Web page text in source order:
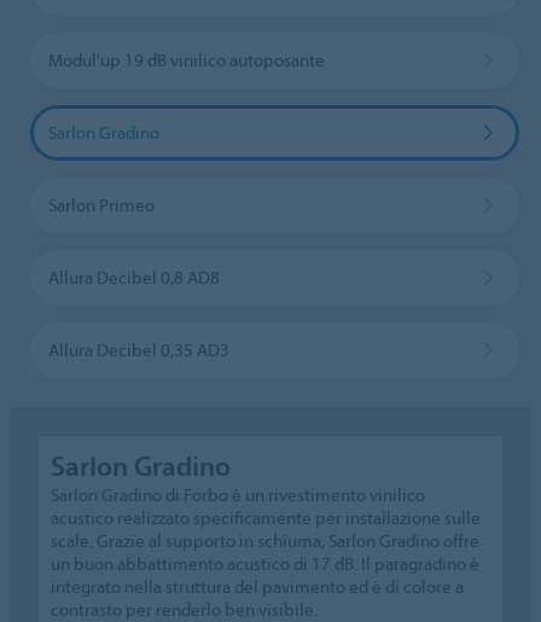
Modul'up 19 dB vinilico autoposante
Sarlon Gradino
Sarlon Primeo
Allura Decibel 0,8 AD8
Allura Decibel 0,35 AD3
Sarlon Gradino
Sarlon Gradino di Forbo è un rivestimento vinilico
acustico realizzato specificamente per installazione sulle
scale. Grazie al supporto in schiuma, Sarlon Gradino offre
un buon abbattimento acustico di 17 dB. Il paragradino è
integrato nella struttura del pavimento ed è di colore a
contrasto per renderlo ben visibile.